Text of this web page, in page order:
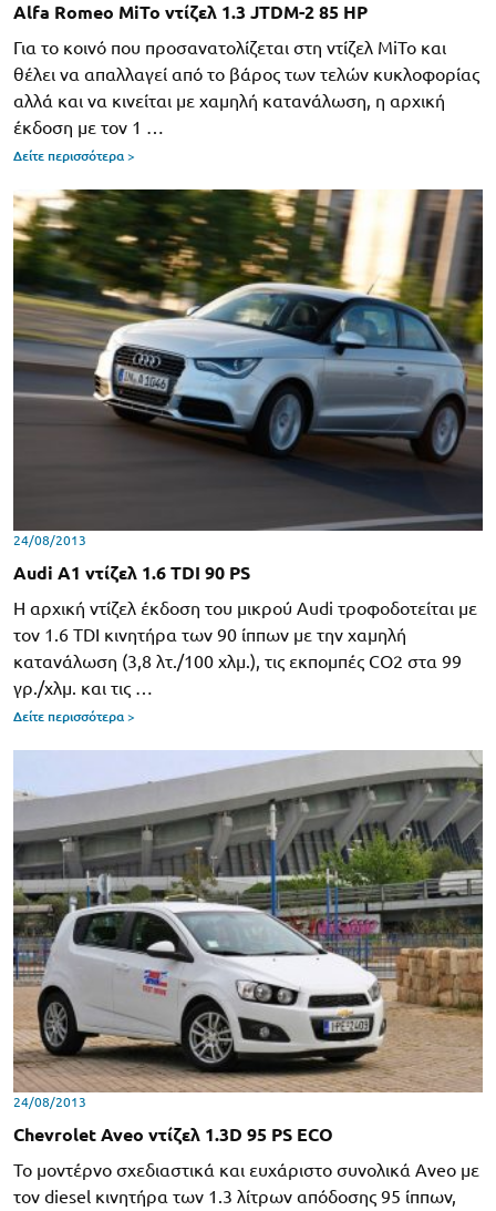
Alfa Romeo MiTo ντίζελ 1.3 JTDM-2 85 HP
Για το κοινό που προσανατολίζεται στη ντίζελ MiTo και
θέλει να απαλλαγεί από το βάρος των τελών κυκλοφορίας
αλλά και να κινείται με χαμηλή κατανάλωση, η αρχική
έκδοση με τον 1 …
Δείτε περισσότερα >
24/08/2013
Audi A1 ντίζελ 1.6 TDI 90 PS
Η αρχική ντίζελ έκδοση του μικρού Audi τροφοδοτείται με
τον 1.6 TDI κινητήρα των 90 ίππων με την χαμηλή
κατανάλωση (3,8 λτ./100 χλμ.), τις εκπομπές CO2 στα 99
γρ./χλμ. και τις …
Δείτε περισσότερα >
24/08/2013
Chevrolet Aveo ντίζελ 1.3D 95 PS ECO
Το μοντέρνο σχεδιαστικά και ευχάριστο συνολικά Aveo με
τον diesel κινητήρα των 1.3 λίτρων απόδοσης 95 ίππων,